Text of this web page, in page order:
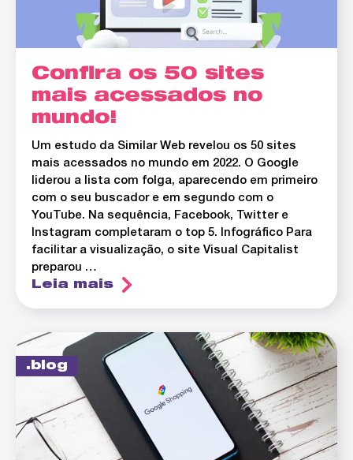
Confira os 50 sites
mais acessados no
mundo!
Um estudo da Similar Web revelou os 50 sites
mais acessados no mundo em 2022. O Google
liderou a lista com folga, aparecendo em primeiro
com o seu buscador e em segundo com o
YouTube. Na sequência, Facebook, Twitter e
Instagram completaram o top 5. Infográfico Para
facilitar a visualização, o site Visual Capitalist
preparou …
Leia mais
blog